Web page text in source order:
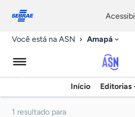
conosco
Você está na ASN Amapá
Início Editorias
1 resultado para